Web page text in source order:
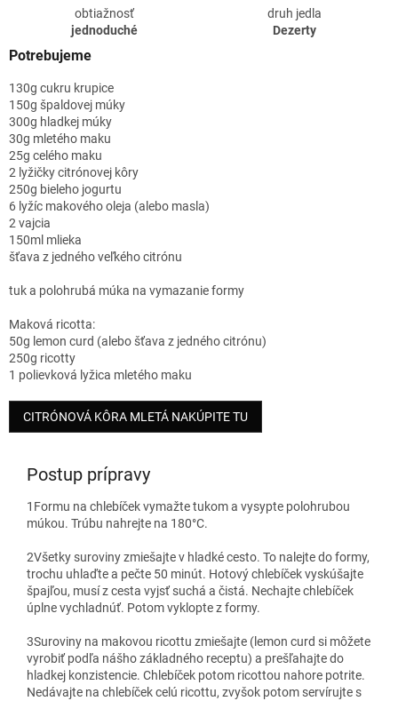
obtiažnosť
jednoduché
druh jedla
Dezerty
Potrebujeme
130g cukru krupice
150g špaldovej múky
300g hladkej múky
30g mletého maku
25g celého maku
2 lyžičky citrónovej kôry
250g bieleho jogurtu
6 lyžíc makového oleja (alebo masla)
2 vajcia
150ml mlieka
šťava z jedného veľkého citrónu
tuk a polohrubá múka na vymazanie formy
Maková ricotta:
50g lemon curd (alebo šťava z jedného citrónu)
250g ricotty
1 polievková lyžica mletého maku
CITRÓNOVÁ KÔRA MLETÁ NAKÚPITE TU
Postup prípravy
1 Formu na chlebíček vymažte tukom a vysypte polohrubou
múkou. Trúbu nahrejte na 180°C.
2Všetky suroviny zmiešajte v hladké cesto. To nalejte do formy,
trochu uhlaďte a pečte 50 minút. Hotový chlebíček vyskúšajte
špajľou, musí z cesta vyjsť suchá a čistá. Nechajte chlebíček
úplne vychladnúť. Potom vyklopte z formy.
3Suroviny na makovou ricottu zmiešajte (lemon curd si môžete
vyrobiť podľa nášho základného receptu) a prešľahajte do
hladkej konzistencie. Chlebíček potom ricottou nahore potrite.
Nedávajte na chlebíček celú ricottu, zvyšok potom servírujte s